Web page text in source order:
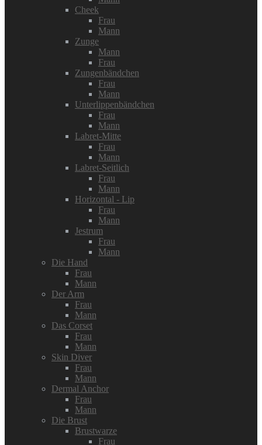
Cheek
Frau
Mann
Zunge
Mann
Frau
Zungenbändchen
Frau
Mann
Unterlippenbändchen
Frau
Mann
Labret-Mitte
Frau
Mann
Labret-Seitlich
Frau
Mann
Horizontal - Lip
Frau
Mann
Jestrum
Frau
Mann
Die Hand
Frau
Mann
Der Arm
Frau
Mann
Das Corset
Frau
Mann
Skin Diver
Frau
Mann
Dermal Anchor
Frau
Mann
Die Brust
Brustwarze
Frau